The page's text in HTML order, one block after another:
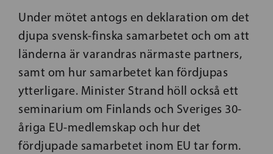
Under mötet antogs en deklaration om det
djupa svensk-finska samarbetet och om att
länderna är varandras närmaste partners,
samt om hur samarbetet kan fördjupas
ytterligare. Minister Strand höll också ett
seminarium om Finlands och Sveriges 30-
åriga EU-medlemskap och hur det
fördjupade samarbetet inom EU tar form.